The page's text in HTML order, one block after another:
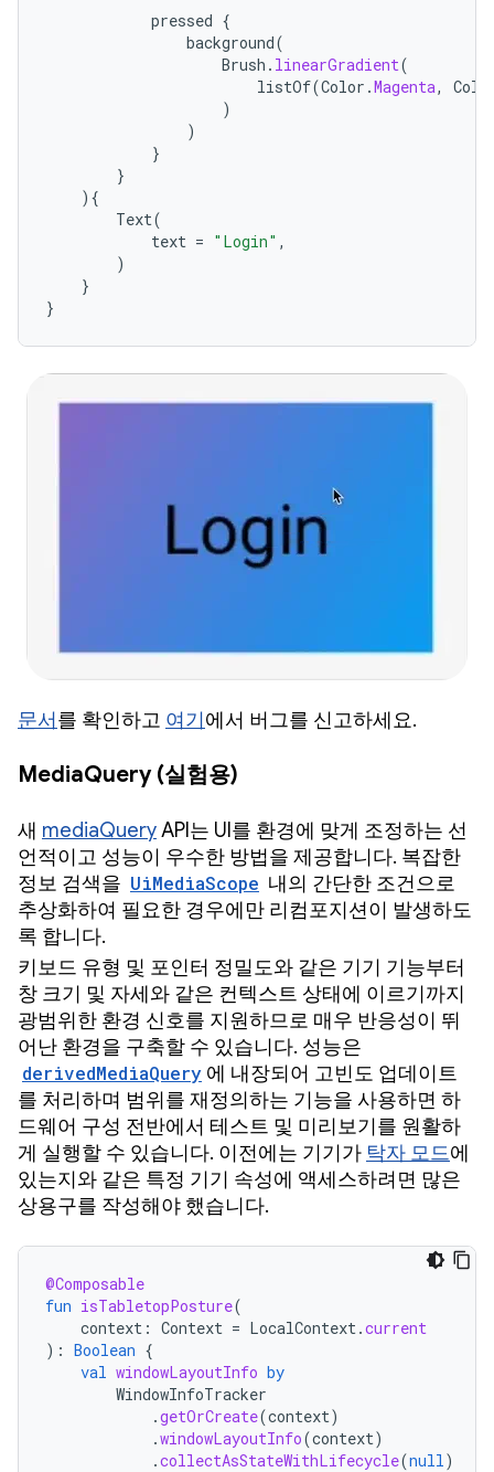
pressed {
background(
Brush . linearGradient(
listOf(Color .Magenta,
)
)
}
}
){
Text(
text = "Login" ,
)
}
}
문서를 확인하고 여기에서 버그를 신고하세요.
MediaQuery (실험용)
새 mediaQueryAPI는 UI를 환경에 맞게 조정하는 선
언적이고 성능이 우수한 방법을 제공합니다. 복잡한
정보 검색을 UiMediaScope 내의 간단한 조건으로
추상화하여 필요한 경우에만 리컴포지션이 발생하도
록 합니다.
키보드 유형 및 포인터 정밀도와 같은 기기 기능부터
창 크기 및 자세와 같은 컨텍스트 상태에 이르기까지
광범위한 환경 신호를 지원하므로 매우 반응성이 뛰
어난 환경을 구축할 수 있습니다. 성능은
derivedMediaQuery 에 내장되어 고빈도 업데이트
를 처리하며 범위를 재정의하는 기능을 사용하면 하
드웨어 구성 전반에서 테스트 및 미리보기를 원활하
게 실행할 수 있습니다. 이전에는 기기가 탁자 모드에
있는지와 같은 특정 기기 속성에 액세스하려면 많은
상용구를 작성해야 했습니다.
@Composable
fun isTabletopPosture(
context : Context = LocalContext .current
): Boolean {
val windowLayoutInfo by
WindowInfoTracker
.getOrCreate(context)
.windowLayoutInfo(context)
.collectAsStateWithLifecycle(null )